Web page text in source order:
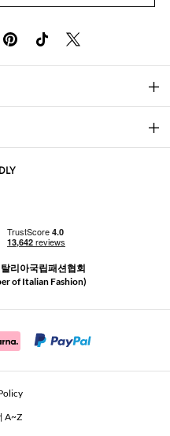
리아국립패션협회
of Italian Fashion)
A~Z